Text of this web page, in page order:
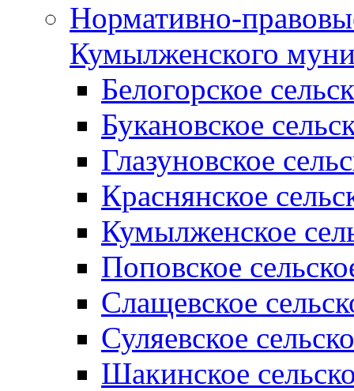
Нормативно-
Кумылженского
Белогорское
Букановское
Глазуновское
Краснянское
Кумылженское
Поповское
Слащевское
Суляевское
Шакинское